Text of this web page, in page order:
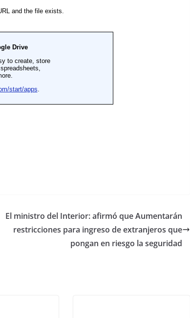
El ministro del Interior: afirmó que Aumentarán
restricciones para ingreso de extranjeros que
pongan en riesgo la seguridad